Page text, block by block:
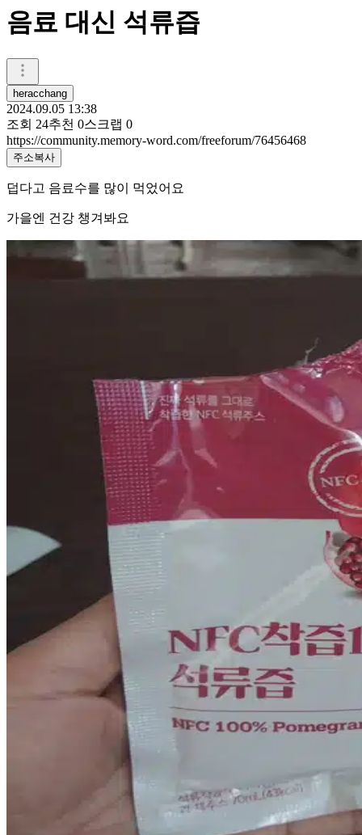
음료 대신 석류즙
heracchang
2024.09.05 13:38
조회 24추천 0스크랩 0
https://community.memory-word.com/freeforum/76456468
주소복사
덥다고 음료수를 많이 먹었어요
가을엔 건강 챙겨봐요